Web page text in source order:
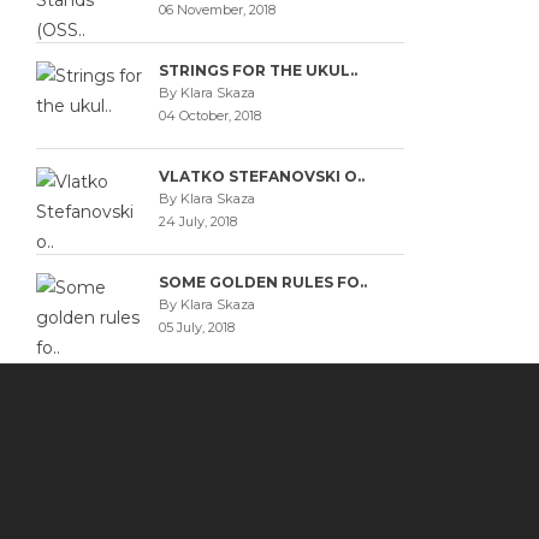
06 November, 2018
STRINGS FOR THE UKUL..
By Klara Skaza
04 October, 2018
VLATKO STEFANOVSKI O..
By Klara Skaza
24 July, 2018
SOME GOLDEN RULES FO..
By Klara Skaza
05 July, 2018